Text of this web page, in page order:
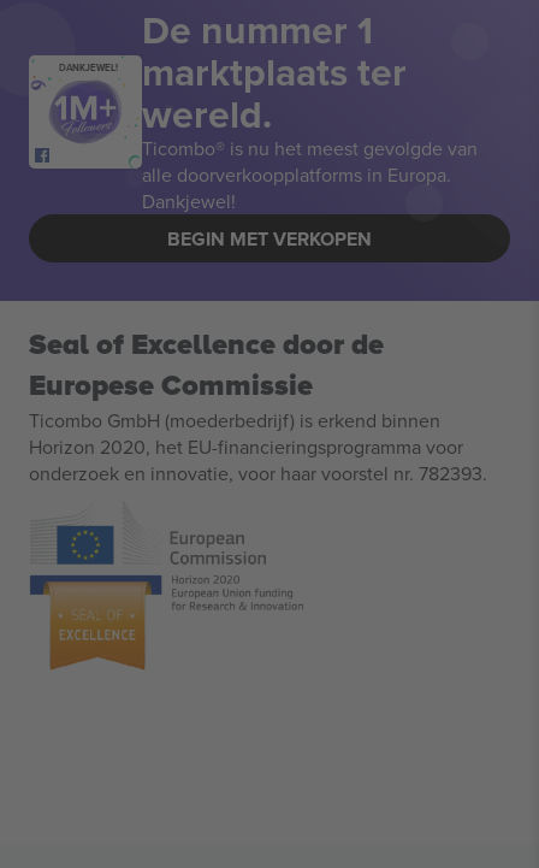
DANKJEWEL!
De nummer 1
marktplaats ter
wereld.
Ticombo® is nu het meest gevolgde van
alle doorverkoopplatforms in Europa.
Dankjewel!
BEGIN MET VERKOPEN
Seal of Excellence door de
Europese Commissie
Ticombo GmbH (moederbedrijf) is erkend binnen
Horizon 2020, het EU-financieringsprogramma voor
onderzoek en innovatie, voor haar voorstel nr. 782393.